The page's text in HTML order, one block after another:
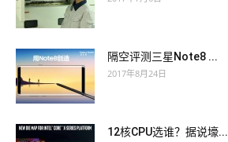
隔空评测三星Note8 ...
2017年8月24日
12核CPU选谁？据说壕...